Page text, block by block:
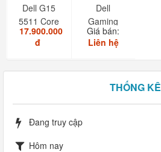
Dell G15
5511 Core
i7 11850H
RAM
17.900.000
đ
Dell
Gaming
G15-5511
Giá bán:
Liên hệ
THỐNG KÊ
Đang truy cập
Hôm nay